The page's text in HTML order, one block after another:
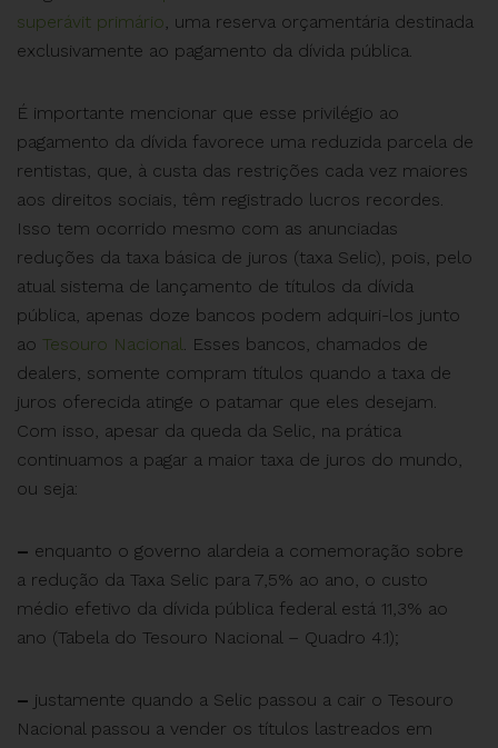
superávit primário, uma reserva orçamentária destinada
exclusivamente ao pagamento da dívida pública.
É importante mencionar que esse privilégio ao
pagamento da dívida favorece uma reduzida parcela de
rentistas, que, à custa das restrições cada vez maiores
aos direitos sociais, têm registrado lucros recordes.
Isso tem ocorrido mesmo com as anunciadas
reduções da taxa básica de juros (taxa Selic), pois, pelo
atual sistema de lançamento de títulos da dívida
pública, apenas doze bancos podem adquiri-los junto
ao Tesouro Nacional. Esses bancos, chamados de
dealers, somente compram títulos quando a taxa de
juros oferecida atinge o patamar que eles desejam.
Com isso, apesar da queda da Selic, na prática
continuamos a pagar a maior taxa de juros do mundo,
ou seja:
– enquanto o governo alardeia a comemoração sobre
a redução da Taxa Selic para 7,5% ao ano, o custo
médio efetivo da dívida pública federal está 11,3% ao
ano (Tabela do Tesouro Nacional – Quadro 4.1);
– justamente quando a Selic passou a cair o Tesouro
Nacional passou a vender os títulos lastreados em